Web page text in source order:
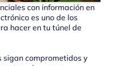
con información en
es uno de los
hacer en tu túnel de
sigan comprometidos y